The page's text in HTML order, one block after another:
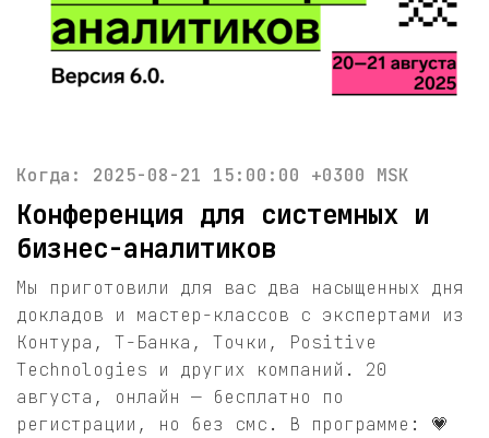
Когда: 2025-08-21 15:00:00 +0300 MSK
Конференция для системных и
бизнес-аналитиков
Мы приготовили для вас два насыщенных дня
докладов и мастер-классов с экспертами из
Контура, Т-Банка, Точки, Positive
Technologies и других компаний. 20
августа, онлайн — бесплатно по
регистрации, но без смс. В программе: 💗